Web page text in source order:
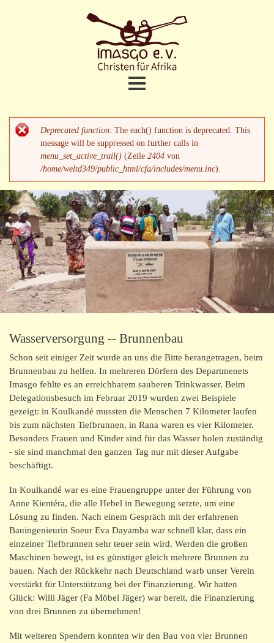
zum
Projekte
Brunnenbau
Bildungszentrum CPI
Lycée
Bibliothek in Imasgo
Schulkantine
Ausbildungsfonds
Verkauf von Produkten aus Burkina
Begegnungen
Termine und Aktuelles
Meine Unterstützung
Wer sind wir
Burkina Faso
Kontakt/Impressum
Fehlermeldung
Deprecated function: The each() function is deprecated. This
message will be suppressed on further calls in
menu_set_active_trail() (Zeile 2404 von
/home/weltd349/public_html/cfa/includes/menu.inc).
Wasserversorgung -- Brunnenbau
Schon seit einiger Zeit wurde an uns die Bitte herangetragen, beim
Brunnenbau zu helfen. In mehreren Dörfern des Departmenets
Imasgo fehlte es an erreichbarem sauberen Trinkwasser. Beim
Delegationsbesuch im Februar 2019 wurden zwei Beispiele
gezeigt: in Koulkandé mussten die Menschen 7 Kilometer laufen
bis zum nächsten Tiefbrunnen, in Rana waren es vier Kilometer.
Besonders Frauen und Kinder sind für das Wasser holen zuständig
- sie sind manchmal den ganzen Tag nur mit dieser Aufgabe
beschäftigt.
In Koulkandé war es eine Frauengruppe unter der Führung von
Anne Kientéra, die alle Hebel in Bewegung setzte, um eine
Lösung zu finden. Nach einem Gespräch mit der erfahrenen
Bauingenieurin Soeur Eva Dayamba war schnell klar, dass ein
einzelner Tiefbrunnen sehr teuer sein wird. Werden die großen
Maschinen bewegt, ist es günstiger gleich mehrere Brunnen zu
bauen. Nach der Rückkehr nach Deutschland warb unser Verein
verstärkt für Unterstützung bei der Finanzierung. Wir hatten
Glück: Willi Jäger (Fa Möbel Jäger) war bereit, die Finanzierung
von drei Brunnen zu übernehmen!
Mit weiteren Spendern konnten wir den Bau von vier Brunnen